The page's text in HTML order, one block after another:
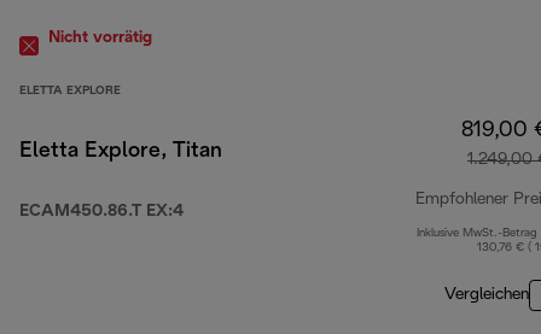
Nicht vorrätig
ELETTA EXPLORE
Eletta Explore, Titan
ECAM450.86.T EX:4
819,00
1.249,00
Empfohlener
Inklusive MwSt.-Betrag
130,76 € (
Vergleichen